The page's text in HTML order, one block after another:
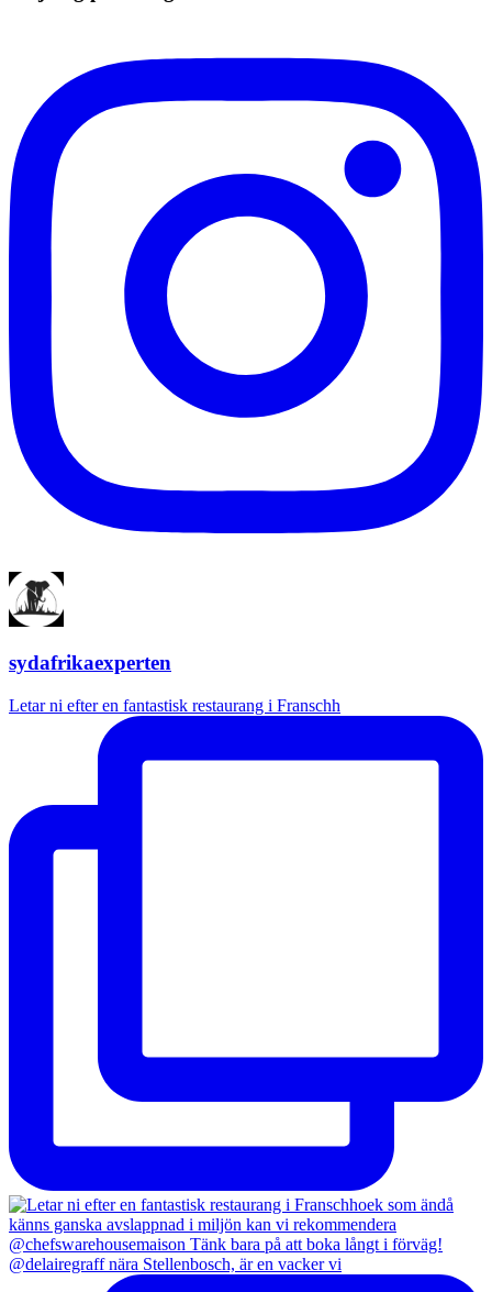
sydafrikaexperten
Letar ni efter en fantastisk restaurang i Franschh
@delairegraff nära Stellenbosch, är en vacker vi